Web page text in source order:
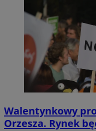
Walentynkowy
Orzesza. Rynek